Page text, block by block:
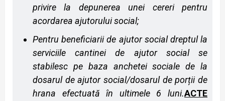
privire la depunerea unei cereri pentru
acordarea ajutorului social;
Pentru beneficiarii de ajutor social dreptul la
serviciile cantinei de ajutor social se
stabilesc pe baza ancheteisociale de la
dosarul de ajutor social/dosarul de porții de
hrana efectuată în ultimele 6 luni.ACTE